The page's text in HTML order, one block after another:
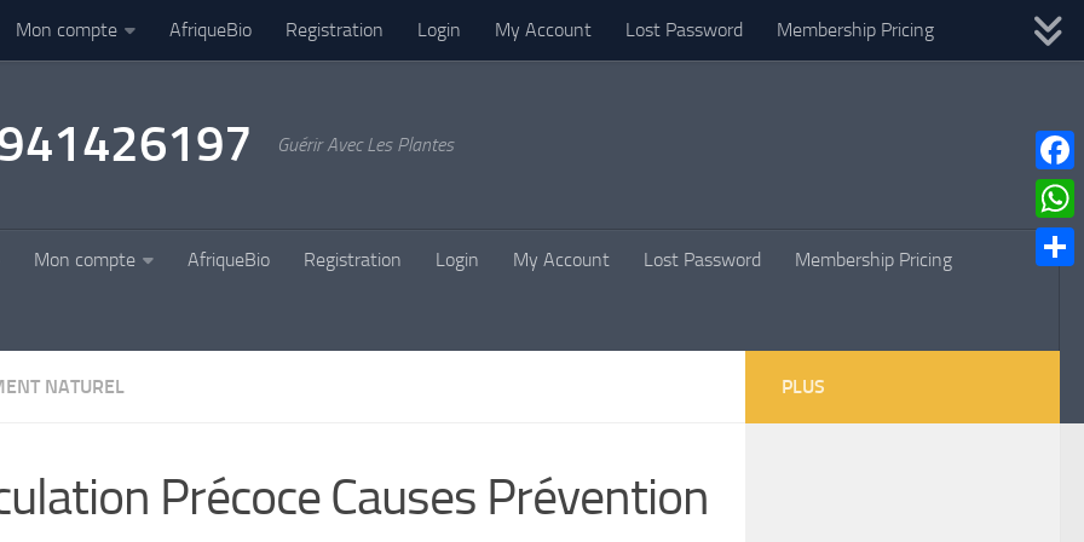
Mon compte AfriqueBio Registration Login My Account Lost Password Membership Pricing
Guérir Avec Les Plantes
Mon compte AfriqueBio Registration Login My Account Lost Password Membership Pricing
NATUREL
Précoce Causes Prévention
PLUS